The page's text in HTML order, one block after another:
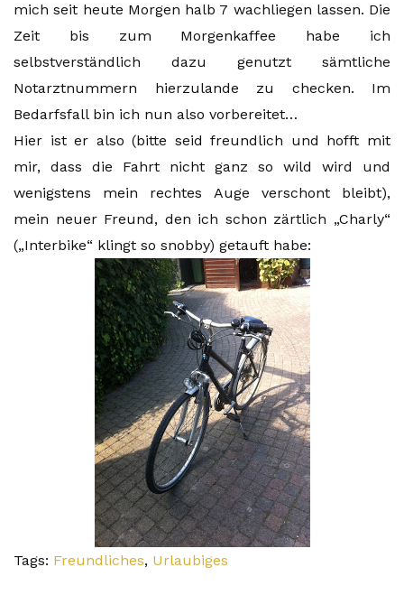
mich seit heute Morgen halb 7 wachliegen lassen. Die
Zeit bis zum Morgenkaffee habe ich
selbstverständlich dazu genutzt sämtliche
Notarztnummern hierzulande zu checken. Im
Bedarfsfall bin ich nun also vorbereitet…
Hier ist er also (bitte seid freundlich und hofft mit
mir, dass die Fahrt nicht ganz so wild wird und
wenigstens mein rechtes Auge verschont bleibt),
mein neuer Freund, den ich schon zärtlich „Charly“
(„Interbike“ klingt so snobby) getauft habe:
Tags: Freundliches, Urlaubiges